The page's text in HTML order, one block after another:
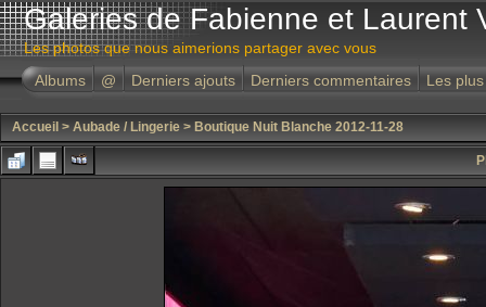
Galeries de Fabienne et Laurent
Les photos que nous aimerions partager avec vous
Albums
@ Derniers ajouts Derniers commentaires Les
Accueil > Aubade / Lingerie > Boutique Nuit Blanche 2012-11-28